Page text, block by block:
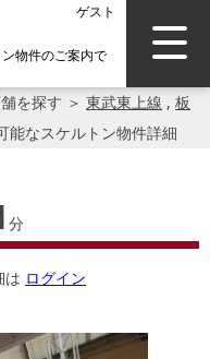
ゲスト
物件のご案内で
を探す ＞ 東武東上線 , 板
能なスケルトン物件詳細
分
は ログイン